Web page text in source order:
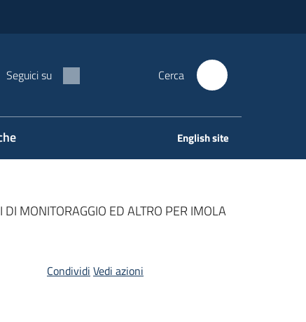
Seguici su Cerca
English site
MONITORAGGIO ED ALTRO PER IMOLA
Condividi Vedi azioni